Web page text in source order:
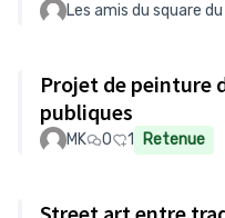
Les amis du square
Projet de peinture
publiques
MK 0 1 Retenue